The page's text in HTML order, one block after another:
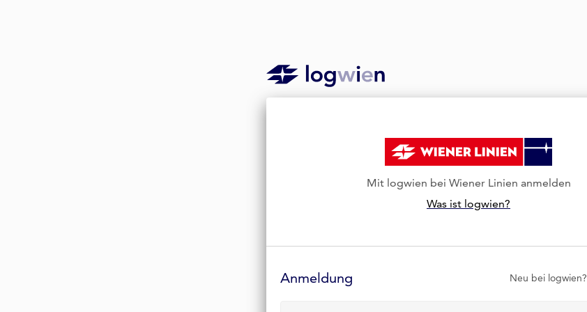
Mit logwien bei Wiener Linien anmelden
Was ist logwien?
Formular
Anmeldung Neu bei logwien?